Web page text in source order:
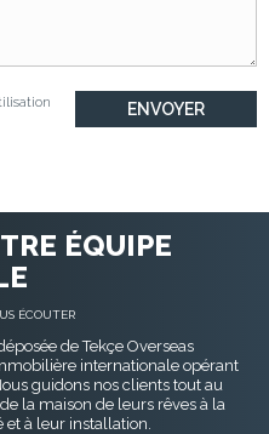
ÉQUIPE
ÉCOUTER
de Tekçe Overseas
internationale opérant
guidons nos clients tout au
la maison de leurs rêves à la
à leur installation.